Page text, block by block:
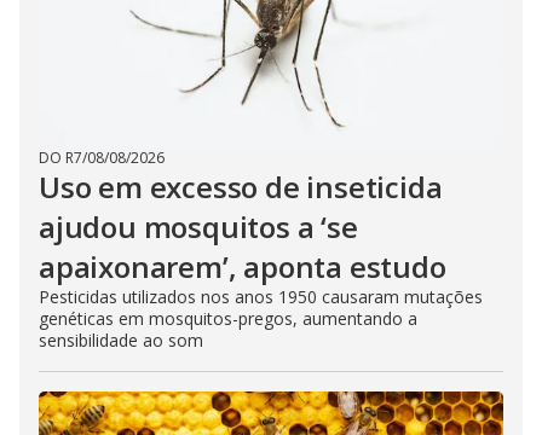
d
e
o
DO R7/08/08/2026
Uso em excesso de inseticida
ajudou mosquitos a ‘se
apaixonarem’, aponta estudo
Pesticidas utilizados nos anos 1950 causaram mutações
genéticas em mosquitos-pregos, aumentando a
sensibilidade ao som